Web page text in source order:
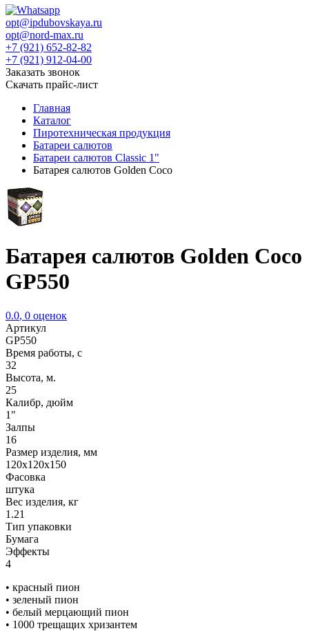
opt@ipdubovskaya.ru
opt@nord-max.ru
+7 (921) 652-82-82
+7 (921) 912-04-00
Заказать звонок
Скачать прайс-лист
Главная
Каталог
Пиротехническая продукция
Батареи салютов
Батареи салютов Classic 1"
Батарея салютов Golden Coco
Батарея салютов Golden Coco
GP550
0.0, 0 оценок
Артикул
GP550
Время работы, с
32
Высота, м.
25
Калибр, дюйм
1"
Залпы
16
Размер изделия, мм
120х120х150
Фасовка
штука
Вес изделия, кг
1.21
Тип упаковки
Бумага
Эффекты
4
• красный пион
• зеленый пион
• белый мерцающий пион
• 1000 трещащих хризантем